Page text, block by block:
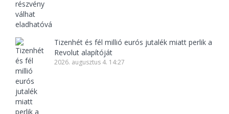
Tizenhét és fél millió eurós jutalék miatt perlik a
Revolut alapítóját
2026. augusztus 4. 14:27